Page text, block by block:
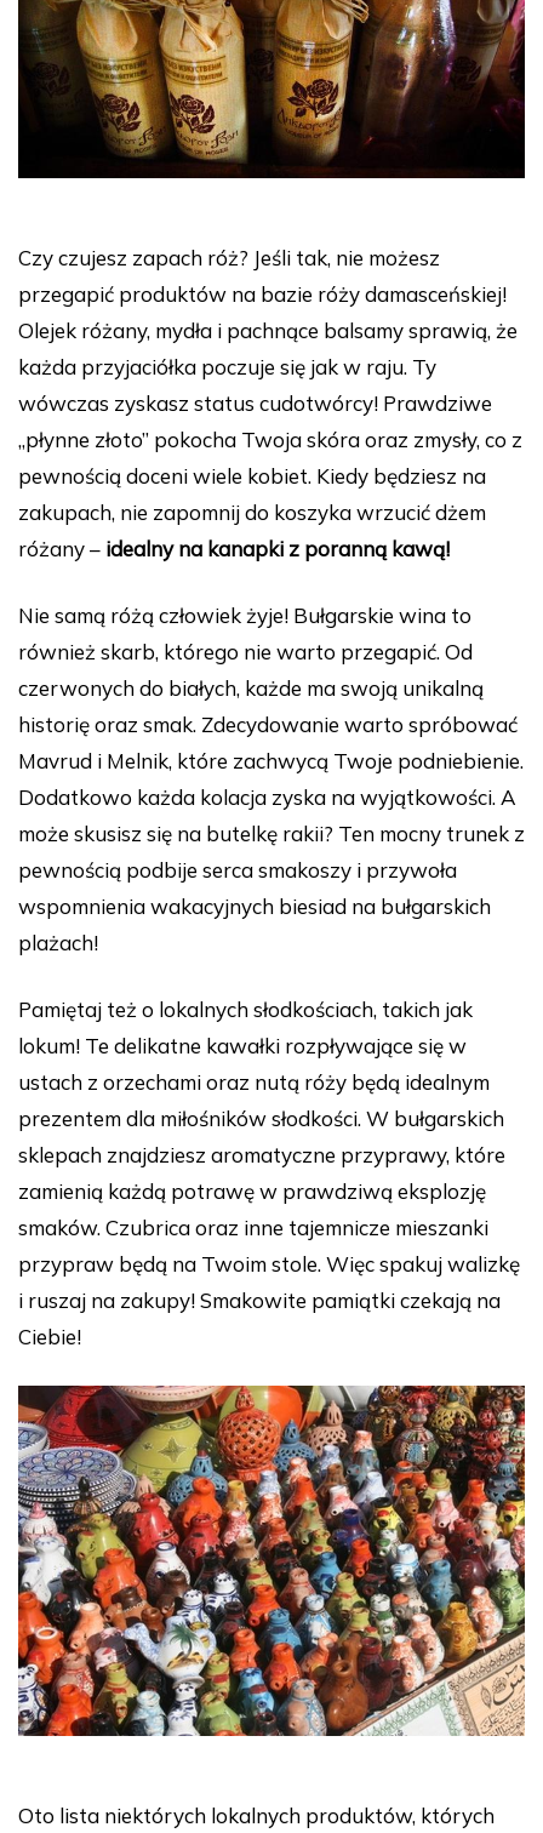
Czy czujesz zapach róż? Jeśli tak, nie możesz
przegapić produktów na bazie róży damasceńskiej!
Olejek różany, mydła i pachnące balsamy sprawią, że
każda przyjaciółka poczuje się jak w raju. Ty
wówczas zyskasz status cudotwórcy! Prawdziwe
„płynne złoto” pokocha Twoja skóra oraz zmysły, co z
pewnością doceni wiele kobiet. Kiedy będziesz na
zakupach, nie zapomnij do koszyka wrzucić dżem
różany – idealny na kanapki z poranną kawą!
Nie samą różą człowiek żyje! Bułgarskie wina to
również skarb, którego nie warto przegapić. Od
czerwonych do białych, każde ma swoją unikalną
historię oraz smak. Zdecydowanie warto spróbować
Mavrud i Melnik, które zachwycą Twoje podniebienie.
Dodatkowo każda kolacja zyska na wyjątkowości. A
może skusisz się na butelkę rakii? Ten mocny trunek z
pewnością podbije serca smakoszy i przywoła
wspomnienia wakacyjnych biesiad na bułgarskich
plażach!
Pamiętaj też o lokalnych słodkościach, takich jak
lokum! Te delikatne kawałki rozpływające się w
ustach z orzechami oraz nutą róży będą idealnym
prezentem dla miłośników słodkości. W bułgarskich
sklepach znajdziesz aromatyczne przyprawy, które
zamienią każdą potrawę w prawdziwą eksplozję
smaków. Czubrica oraz inne tajemnicze mieszanki
przypraw będą na Twoim stole. Więc spakuj walizkę
i ruszaj na zakupy! Smakowite pamiątki czekają na
Ciebie!
Oto lista niektórych lokalnych produktów, których